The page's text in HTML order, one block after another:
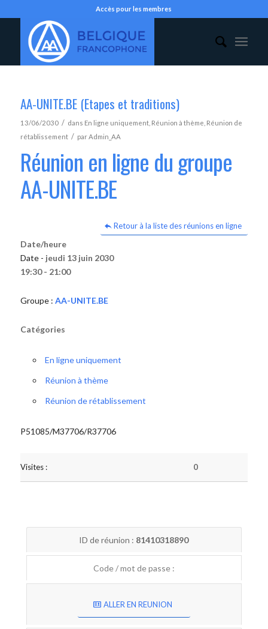
Accès pour les membres
AA-UNITE.BE (Etapes et traditions)
13/06/2030 / dans En ligne uniquement, Réunion à thème Réunion de
rétablissement / parAdmin_AA
Réunion en ligne du groupe
AA-UNITE.BE
Retour à la liste des réunions en ligne
Date/heure
Date - jeudi 13 juin 2030
19:30 - 21:00
Groupe : AA-UNITE.BE
Catégories
En ligne uniquement
Réunion à thème
Réunion de rétablissement
P51085/M37706/R37706
Visites : 0
ID de réunion : 81410318890
Code / mot de passe :
ALLER EN REUNION